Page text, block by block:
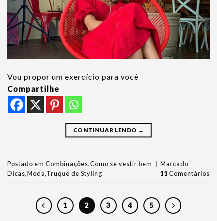
Vou propor um exercício para você
Compartilhe
CONTINUAR LENDO →
Postado em Combinações,Como se vestir bem
Marcado
Dicas,Moda,Truque de Styling 11 Comentários
1 2 3 4 5